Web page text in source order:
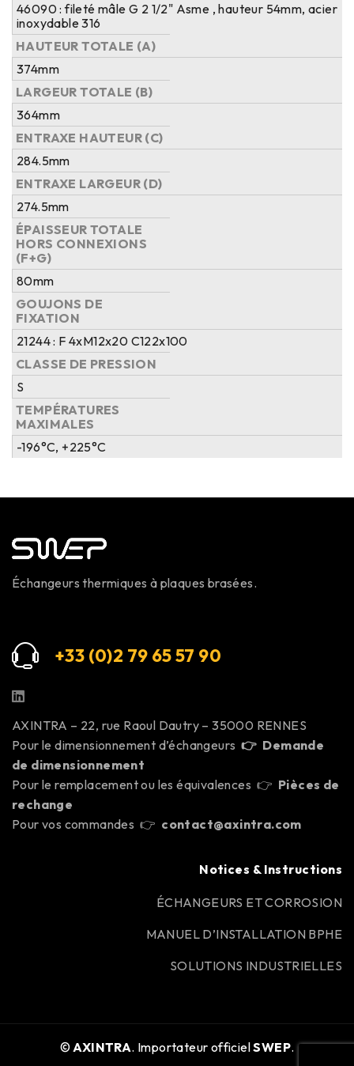
46090 : fileté mâle G 2 1/2" Asme , hauteur 54mm, acier
inoxydable 316
HAUTEUR TOTALE (A)
374mm
LARGEUR TOTALE (B)
364mm
ENTRAXE HAUTEUR (C)
284.5mm
ENTRAXE LARGEUR (D)
274.5mm
ÉPAISSEUR TOTALE
HORS CONNEXIONS
(F+G)
80mm
GOUJONS DE
FIXATION
21244 : F 4xM12x20 C122x100
CLASSE DE PRESSION
S
TEMPÉRATURES
MAXIMALES
-196°C, +225°C
Échangeurs thermiques à plaques brasées.
+33 (0)2 79 65 57 90
AXINTRA – 22, rue Raoul Dautry – 35000 RENNES
Pour le dimensionnement d’échangeurs👉 Demande
de dimensionnement
Pour le remplacement ou les équivalences 👉 Pièces de
rechange
Pour vos commandes 👉 contact@axintra.com
Notices & Instructions
ÉCHANGEURS ET CORROSION
MANUEL D’INSTALLATION BPHE
SOLUTIONS INDUSTRIELLES
© AXINTRA. Importateur officielSWEP.